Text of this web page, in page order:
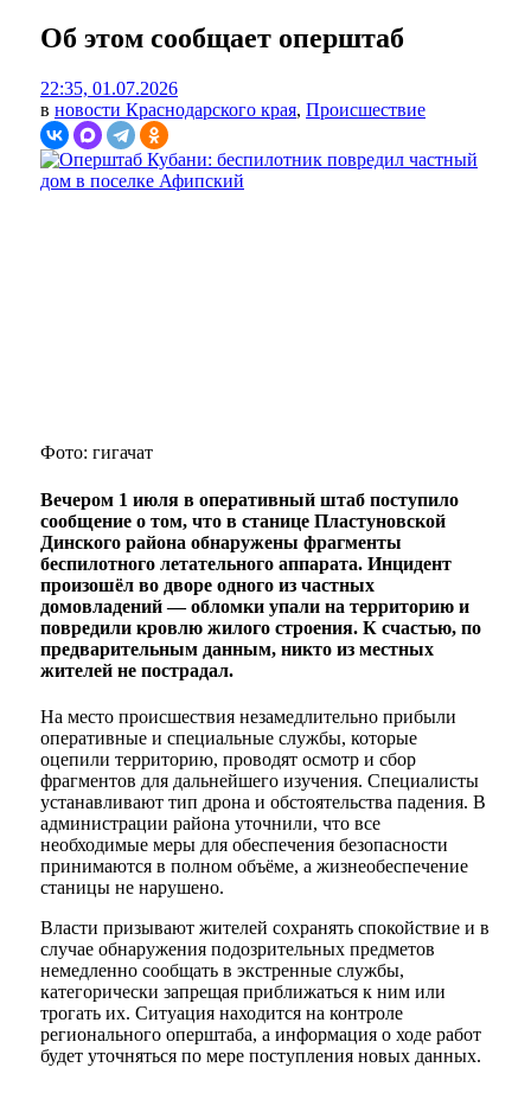
Об этом сообщает оперштаб
22:35, 01.07.2026
в новости Краснодарского края, Происшествие
Фото: гигачат
Вечером 1 июля в оперативный штаб поступило
сообщение о том, что в станице Пластуновской
Динского района обнаружены фрагменты
беспилотного летательного аппарата. Инцидент
произошёл во дворе одного из частных
домовладений — обломки упали на территорию и
повредили кровлю жилого строения. К счастью, по
предварительным данным, никто из местных
жителей не пострадал.
На место происшествия незамедлительно прибыли
оперативные и специальные службы, которые
оцепили территорию, проводят осмотр и сбор
фрагментов для дальнейшего изучения. Специалисты
устанавливают тип дрона и обстоятельства падения. В
администрации района уточнили, что все
необходимые меры для обеспечения безопасности
принимаются в полном объёме, а жизнеобеспечение
станицы не нарушено.
Власти призывают жителей сохранять спокойствие и в
случае обнаружения подозрительных предметов
немедленно сообщать в экстренные службы,
категорически запрещая приближаться к ним или
трогать их. Ситуация находится на контроле
регионального оперштаба, а информация о ходе работ
будет уточняться по мере поступления новых данных.